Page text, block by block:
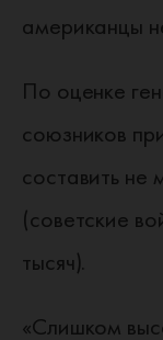
американцы
По оценке
союзников
составить не
(советские
тысяч).
«Слишком